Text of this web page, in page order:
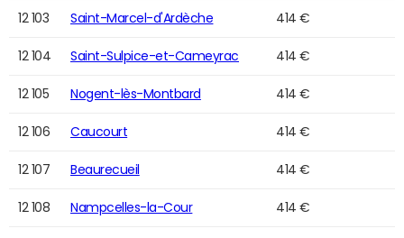
12 103 Saint-Marcel-d'Ardèche 414 €
12 104 Saint-Sulpice-et-Cameyrac 414 €
12 105 Nogent-lès-Montbard 414 €
12 106 Caucourt 414 €
12 107 Beaurecueil 414 €
12 108 Nampcelles-la-Cour 414 €